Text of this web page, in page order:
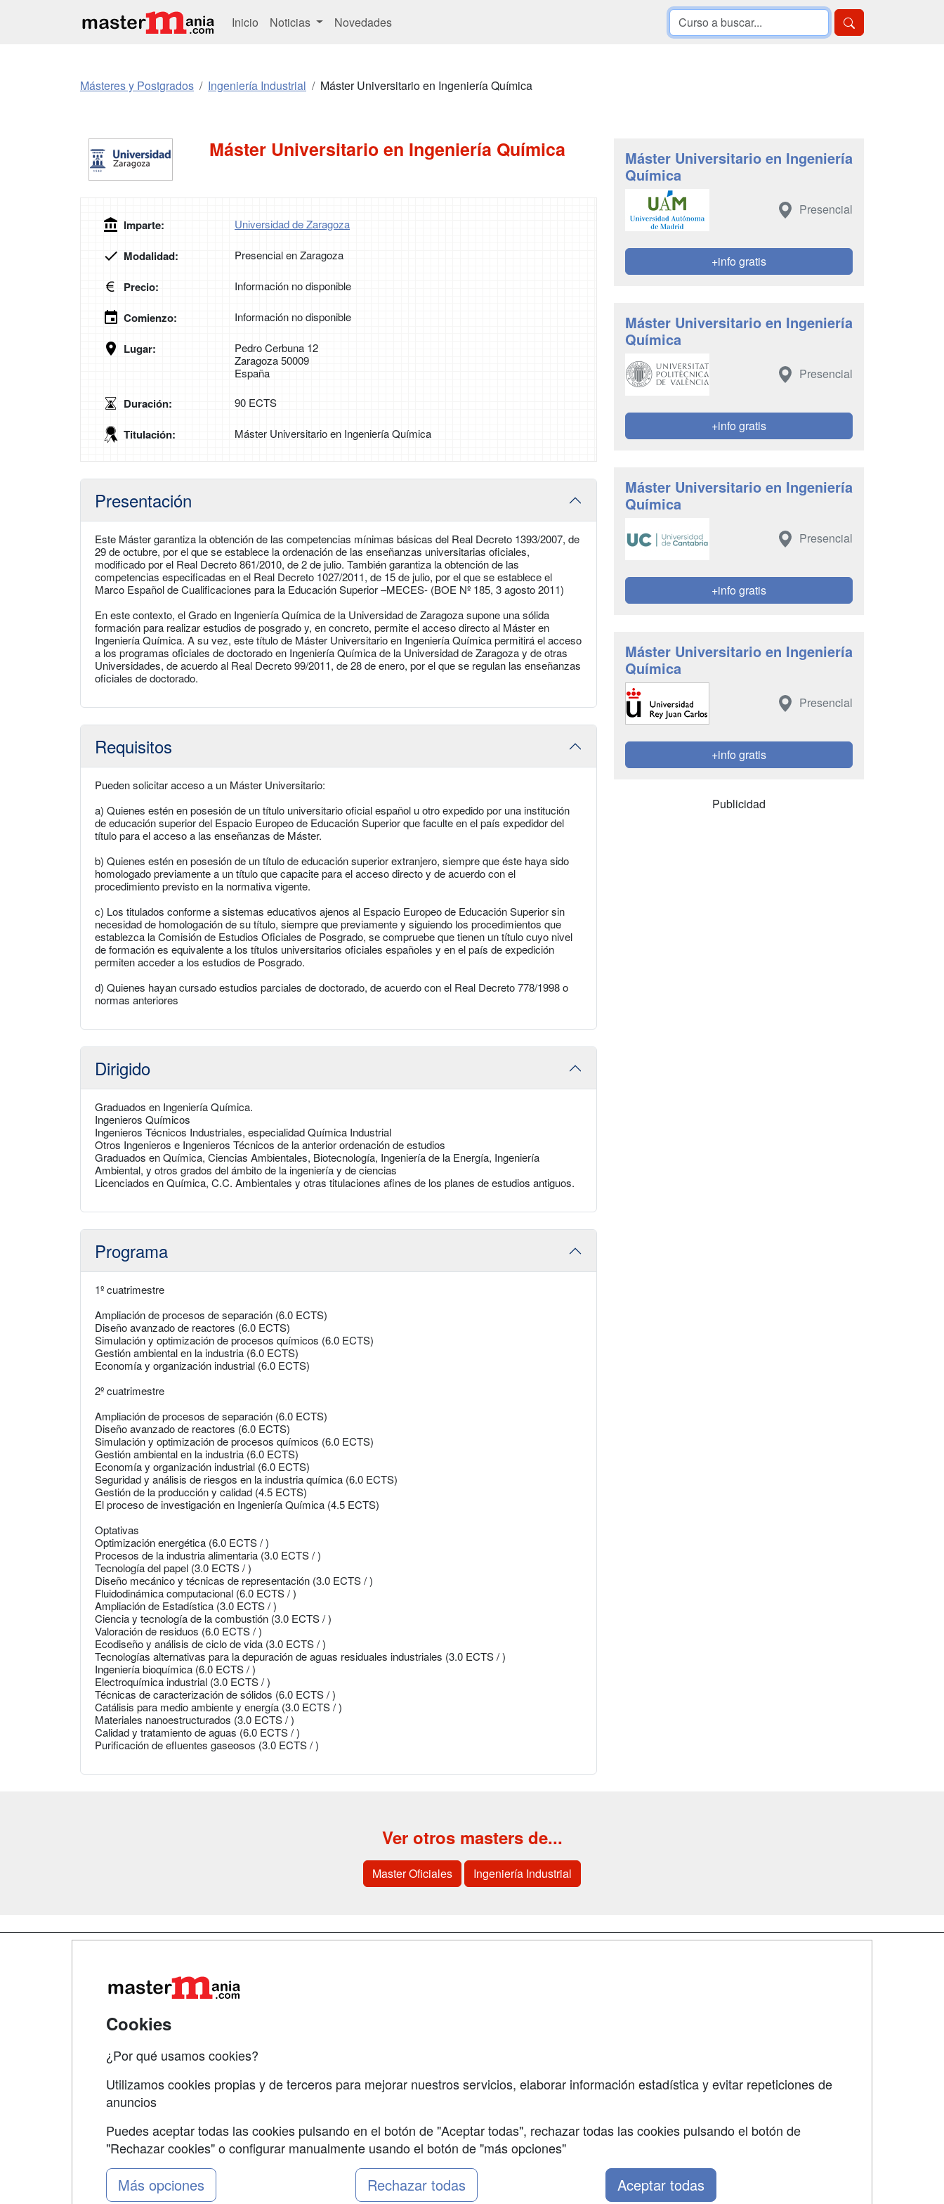
Inicio Noticias Novedades
Másteres y Postgrados Ingeniería Industrial Máster Universitario en Ingeniería Química
Máster Universitario en Ingeniería Química
Imparte: Universidad de Zaragoza
Modalidad: Presencial en Zaragoza
Precio: Información no disponible
Comienzo: Información no disponible
Lugar:
Pedro Cerbuna 12
Zaragoza 50009
España
Duración: 90 ECTS
Titulación: Máster Universitario en Ingeniería Química
Presentación
Este Máster garantiza la obtención de las competencias mínimas básicas del Real Decreto 1393/2007, de
29 de octubre, por el que se establece la ordenación de las enseñanzas universitarias oficiales,
modificado por el Real Decreto 861/2010, de 2 de julio. También garantiza la obtención de las
competencias especificadas en el Real Decreto 1027/2011, de 15 de julio, por el que se establece el
Marco Español de Cualificaciones para la Educación Superior –MECES- (BOE Nº 185, 3 agosto 2011)
En este contexto, el Grado en Ingeniería Química de la Universidad de Zaragoza supone una sólida
formación para realizar estudios de posgrado y, en concreto, permite el acceso directo al Máster en
Ingeniería Química. A su vez, este título de Máster Universitario en Ingeniería Química permitirá el acceso
a los programas oficiales de doctorado en Ingeniería Química de la Universidad de Zaragoza y de otras
Universidades, de acuerdo al Real Decreto 99/2011, de 28 de enero, por el que se regulan las enseñanzas
oficiales de doctorado.
Requisitos
Pueden solicitar acceso a un Máster Universitario:
a) Quienes estén en posesión de un título universitario oficial español u otro expedido por una institución
de educación superior del Espacio Europeo de Educación Superior que faculte en el país expedidor del
título para el acceso a las enseñanzas de Máster.
b) Quienes estén en posesión de un título de educación superior extranjero, siempre que éste haya sido
homologado previamente a un título que capacite para el acceso directo y de acuerdo con el
procedimiento previsto en la normativa vigente.
c) Los titulados conforme a sistemas educativos ajenos al Espacio Europeo de Educación Superior sin
necesidad de homologación de su título, siempre que previamente y siguiendo los procedimientos que
establezca la Comisión de Estudios Oficiales de Posgrado, se compruebe que tienen un título cuyo nivel
de formación es equivalente a los títulos universitarios oficiales españoles y en el país de expedición
permiten acceder a los estudios de Posgrado.
d) Quienes hayan cursado estudios parciales de doctorado, de acuerdo con el Real Decreto 778/1998 o
normas anteriores
Dirigido
Graduados en Ingeniería Química.
Ingenieros Químicos
Ingenieros Técnicos Industriales, especialidad Química Industrial
Otros Ingenieros e Ingenieros Técnicos de la anterior ordenación de estudios
Graduados en Química, Ciencias Ambientales, Biotecnología, Ingeniería de la Energía, Ingeniería
Ambiental, y otros grados del ámbito de la ingeniería y de ciencias
Licenciados en Química, C.C. Ambientales y otras titulaciones afines de los planes de estudios antiguos.
Programa
1º cuatrimestre
Ampliación de procesos de separación (6.0 ECTS)
Diseño avanzado de reactores (6.0 ECTS)
Simulación y optimización de procesos químicos (6.0 ECTS)
Gestión ambiental en la industria (6.0 ECTS)
Economía y organización industrial (6.0 ECTS)
2º cuatrimestre
Ampliación de procesos de separación (6.0 ECTS)
Diseño avanzado de reactores (6.0 ECTS)
Simulación y optimización de procesos químicos (6.0 ECTS)
Gestión ambiental en la industria (6.0 ECTS)
Economía y organización industrial (6.0 ECTS)
Seguridad y análisis de riesgos en la industria química (6.0 ECTS)
Gestión de la producción y calidad (4.5 ECTS)
El proceso de investigación en Ingeniería Química (4.5 ECTS)
Optativas
Optimización energética (6.0 ECTS / )
Procesos de la industria alimentaria (3.0 ECTS / )
Tecnología del papel (3.0 ECTS / )
Diseño mecánico y técnicas de representación (3.0 ECTS / )
Fluidodinámica computacional (6.0 ECTS / )
Ampliación de Estadística (3.0 ECTS / )
Ciencia y tecnología de la combustión (3.0 ECTS / )
Valoración de residuos (6.0 ECTS / )
Ecodiseño y análisis de ciclo de vida (3.0 ECTS / )
Tecnologías alternativas para la depuración de aguas residuales industriales (3.0 ECTS / )
Ingeniería bioquímica (6.0 ECTS / )
Electroquímica industrial (3.0 ECTS / )
Técnicas de caracterización de sólidos (6.0 ECTS / )
Catálisis para medio ambiente y energía (3.0 ECTS / )
Materiales nanoestructurados (3.0 ECTS / )
Calidad y tratamiento de aguas (6.0 ECTS / )
Purificación de efluentes gaseosos (3.0 ECTS / )
Máster Universitario en Ingeniería
Química
Presencial
+info gratis
Máster Universitario en Ingeniería
Química
Presencial
+info gratis
Máster Universitario en Ingeniería
Química
Presencial
+info gratis
Máster Universitario en Ingeniería
Química
Presencial
+info gratis
Publicidad
Ver otros masters de...
Master Oficiales Ingeniería Industrial
Grupo formazion:
Cookies
¿Por qué usamos cookies?
Utilizamos cookies propias y de terceros para mejorar nuestros servicios, elaborar información estadística y evitar repeticiones de
anuncios
Puedes aceptar todas las cookies pulsando en el botón de "Aceptar todas", rechazar todas las cookies pulsando el botón de
"Rechazar cookies" o configurar manualmente usando el botón de "más opciones"
Más opciones Rechazar todas Aceptar todas